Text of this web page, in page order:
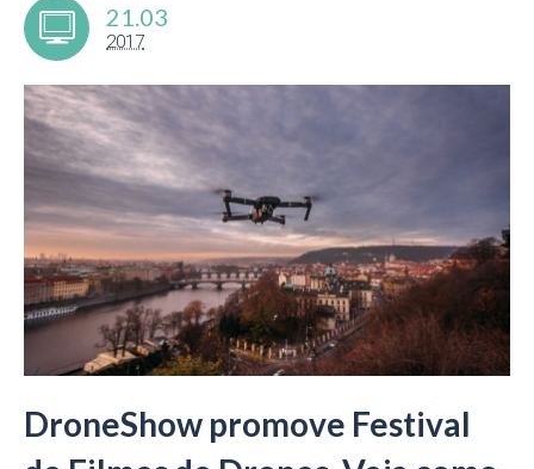
21.03
2017
DroneShow promove Festival